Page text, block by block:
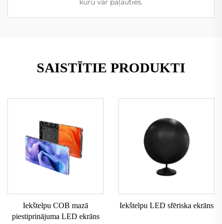
kuru var paļauties.
SAISTĪTIE PRODUKTI
Iekštelpu COB mazā
piestiprinājuma LED ekrāns
Iekštelpu LED sfēriska ekrāns